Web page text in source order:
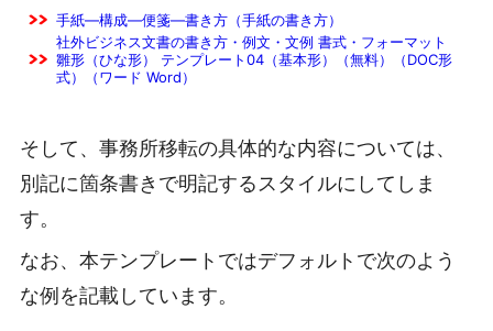
手紙―構成―便箋―書き方（手紙の書き方）
社外ビジネス文書の書き方・例文・文例 書式・フォーマット
雛形（ひな形） テンプレート04（基本形）（無料）（DOC形
式）（ワード Word）
そして、事務所移転の具体的な内容については、
別記に箇条書きで明記するスタイルにしてしま
す。
なお、本テンプレートではデフォルトで次のよう
な例を記載しています。